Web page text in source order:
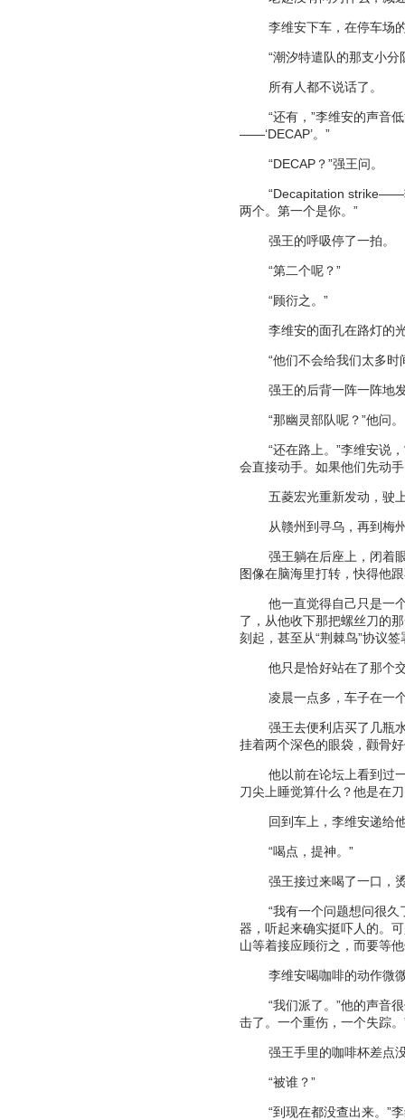
李维安下车，在停车场
“潮汐特遣队的那支小分
所有人都不说话了。
“还有， ”李维安的声音
——‘DECAP’。 ”
“DECAP ？”强王问。
“Decapitation strike——
两个。第一个是你。 ”
强王的呼吸停了一拍。
“第二个呢？”
“顾衍之。 ”
李维安的面孔在路灯的
“他们不会给我们太多时
强王的后背一阵一阵地
“那幽灵部队呢？”他问。
“还在路上。 ”李维安说，
会直接动手。如果他们先动
五菱宏光重新发动，驶
从赣州到寻乌，再到梅
强王躺在后座上，闭着
图像在脑海里打转，快得他
他一直觉得自己只是一
了，从他收下那把螺丝刀的
刻起，甚至从“荆棘鸟”协议签
他只是恰好站在了那个
凌晨一点多，车子在一
强王去便利店买了几瓶
挂着两个深色的眼袋，颧骨
他以前在论坛上看到过
刀尖上睡觉算什么？他是在
回到车上，李维安递给
“喝点，提神。 ”
强王接过来喝了一口，
“我有一个问题想问很久
器，听起来确实挺吓人的。
山等着接应顾衍之，而要等
李维安喝咖啡的动作微
“我们派了。 ”他的声音
击了。一个重伤，一个失踪。
强王手里的咖啡杯差点
“被谁？”
“到现在都没查出来。 ”